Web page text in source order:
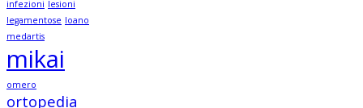
infezioni lesioni
legamentose loano
medartis
mikai
omero
ortopedia